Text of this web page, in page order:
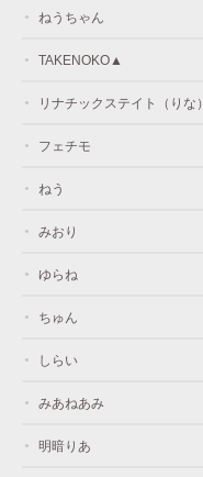
ねうちゃん
TAKENOKO▲
リナチックステイト（りな）
フェチモ
ねう
みおり
ゆらね
ちゅん
しらい
みあねあみ
明暗りあ